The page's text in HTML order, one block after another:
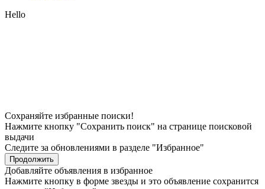
Hello
Сохраняйте избранные поиски!
Нажмите кнопку "Сохранить поиск" на странице поисковой
выдачи
Следите за обновлениями в разделе "Избранное"
Продолжить
Добавляйте объявления в избранное
Нажмите кнопку в форме звезды и это объявление сохранится